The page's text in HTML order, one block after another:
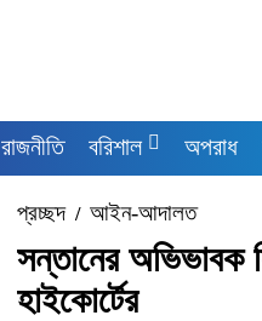
রাজনীতি বরিশাল অপরাধ
প্রচ্ছদ/আইন-আদালত
সন্তানের অভিভাবক
হাইকোর্টের